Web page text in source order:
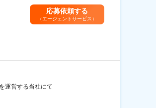
応募依頼する
（エージェントサービス）
運営する当社にて